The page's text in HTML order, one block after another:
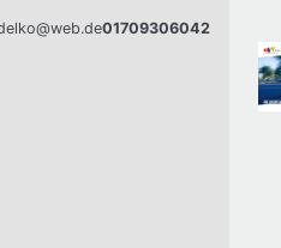
01709306042